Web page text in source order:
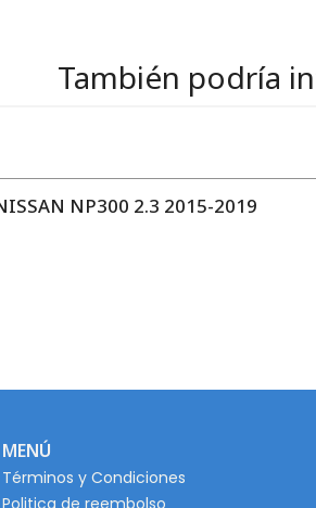
También podría
NP300 2.3 2015-2019
MENÚ
Términos y Condiciones
Politica de reembolso